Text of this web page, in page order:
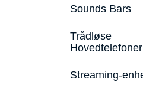
Sounds Bars
Trådløse
Hovedtelefoner
Streaming-